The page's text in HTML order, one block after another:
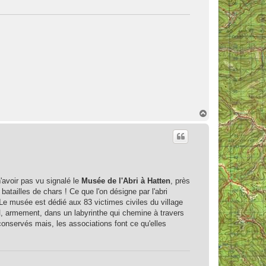
pas vu signalé le Musée de l'Abri à Hatten, près
de chars ! Ce que l'on désigne par l'abri
musée est dédié aux 83 victimes civiles du village
dans un labyrinthe qui chemine à travers
mais, les associations font ce qu'elles